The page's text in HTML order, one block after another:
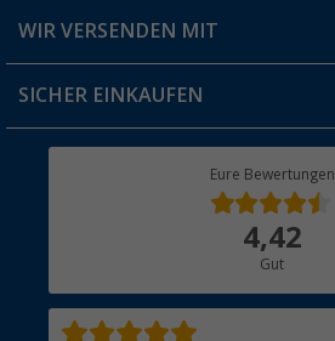
Jobs & Karriere
Versandinformationen
Rücksendung
WIR VERSENDEN MIT
SICHER EINKAUFEN
Eure Bewertungen
4,42
Gut